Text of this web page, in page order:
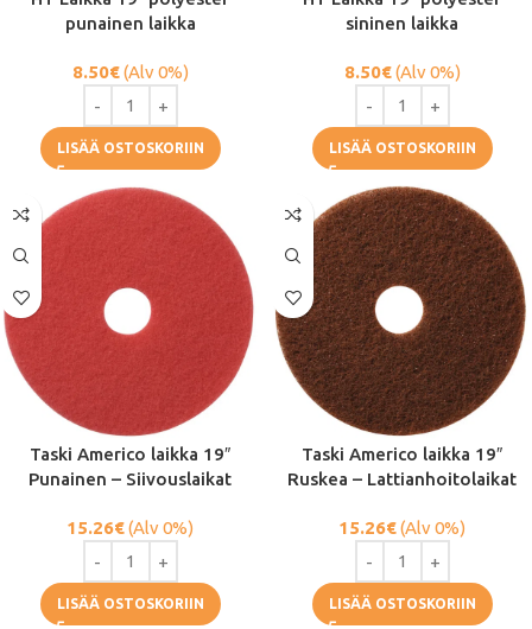
punainen laikka
8.50€(Alv 0%)
LISÄÄ OSTOSKORIIN
sininen laikka
8.50€(Alv 0%)
LISÄÄ OSTOSKORIIN
Taski Americo laikka 19″
Punainen – Siivouslaikat
15.26€(Alv 0%)
LISÄÄ OSTOSKORIIN
Taski Americo laikka 19″
Ruskea – Lattianhoitolaikat
15.26€(Alv 0%)
LISÄÄ OSTOSKORIIN